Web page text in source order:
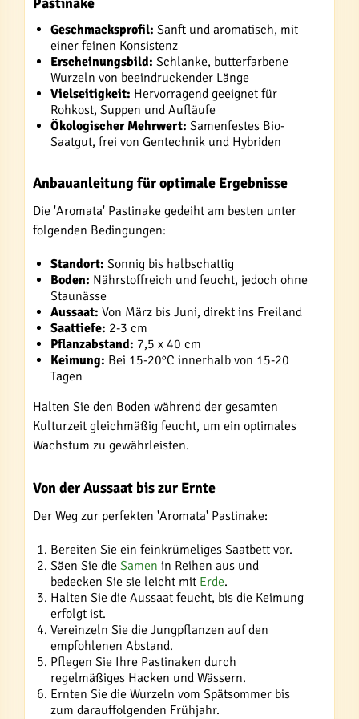
Geschmacksprofil: Sanft und aromatisch, mit
einer feinen Konsistenz
Erscheinungsbild: Schlanke, butterfarbene
Wurzeln von beeindruckender Länge
Vielseitigkeit: Hervorragend geeignet für
Rohkost, Suppen und Aufläufe
Ökologischer Mehrwert: Samenfestes Bio-
Saatgut, frei von Gentechnik und Hybriden
Anbauanleitung für optimale Ergebnisse
Die 'Aromata' Pastinake gedeiht am besten unter
folgenden Bedingungen:
Standort: Sonnig bis halbschattig
Boden: Nährstoffreich und feucht, jedoch ohne
Staunässe
Aussaat: Von März bis Juni, direkt ins Freiland
Saattiefe: 2-3 cm
Pflanzabstand: 7,5 x 40 cm
Keimung: Bei 15-20°C innerhalb von 15-20
Tagen
Halten Sie den Boden während der gesamten
Kulturzeit gleichmäßig feucht, um ein optimales
Wachstum zu gewährleisten.
Von der Aussaat bis zur Ernte
Der Weg zur perfekten 'Aromata' Pastinake:
Bereiten Sie ein feinkrümeliges Saatbett vor.
Säen Sie die Samen in Reihen aus und
bedecken Sie sie leicht mit Erde.
Halten Sie die Aussaat feucht, bis die Keimung
erfolgt ist.
Vereinzeln Sie die Jungpflanzen auf den
empfohlenen Abstand.
Pflegen Sie Ihre Pastinaken durch
regelmäßiges Hacken und Wässern.
Ernten Sie die Wurzeln vom Spätsommer bis
zum darauffolgenden Frühjahr.